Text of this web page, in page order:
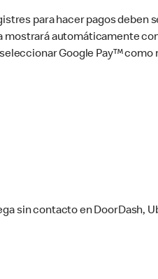
para hacer pagos deben
automáticamente
Google Pay™ como
sin contacto en DoorDash,